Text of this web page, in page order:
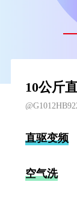
10公斤
直驱变频
空气洗